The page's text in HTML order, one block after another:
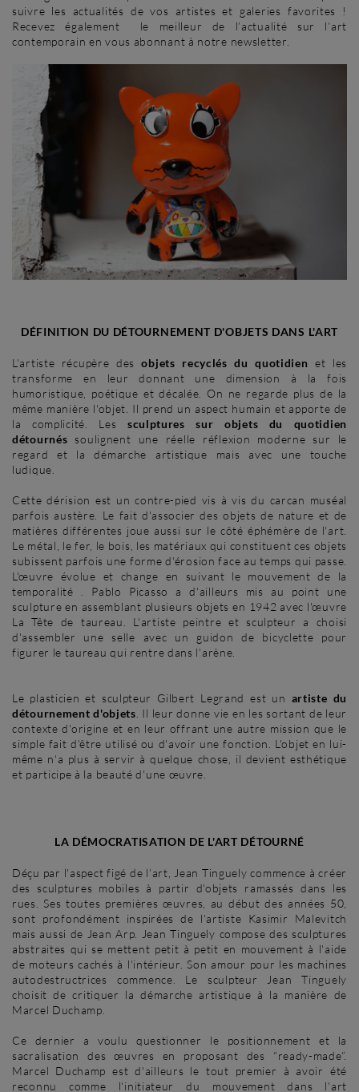
suivre les actualités de vos artistes et galeries favorites !
Recevez également le meilleur de l’actualité sur l’art
contemporain en vous abonnant à notre newsletter.
DÉFINITION DU DÉTOURNEMENT D'OBJETS DANS L'ART
L'artiste récupère des objets recyclés du quotidien et les
transforme en leur donnant une dimension à la fois
humoristique, poétique et décalée. On ne regarde plus de la
même manière l'objet. Il prend un aspect humain et apporte de
la complicité. Les sculptures sur objets du quotidien
détournés soulignent une réelle réflexion moderne sur le
regard et la démarche artistique mais avec une touche
ludique.
Cette dérision est un contre-pied vis à vis du carcan muséal
parfois austère. Le fait d'associer des objets de nature et de
matières différentes joue aussi sur le côté éphémère de l'art.
Le métal, le fer, le bois, les matériaux qui constituent ces objets
subissent parfois une forme d'érosion face au temps qui passe.
L'œuvre évolue et change en suivant le mouvement de la
temporalité . Pablo Picasso a d'ailleurs mis au point une
sculpture en assemblant plusieurs objets en 1942 avec l'œuvre
La Tête de taureau. L'artiste peintre et sculpteur a choisi
d'assembler une selle avec un guidon de bicyclette pour
figurer le taureau qui rentre dans l'arène.
Le plasticien et sculpteur Gilbert Legrand est un artiste du
détournement d'objets . Il leur donne vie en les sortant de leur
contexte d'origine et en leur offrant une autre mission que le
simple fait d'être utilisé ou d'avoir une fonction. L'objet en lui-
même n'a plus à servir à quelque chose, il devient esthétique
et participe à la beauté d'une œuvre.
LA DÉMOCRATISATION DE L'ART DÉTOURNÉ
Déçu par l'aspect figé de l’art, Jean Tinguely commence à créer
des sculptures mobiles à partir d'objets ramassés dans les
rues. Ses toutes premières œuvres, au début des années 50,
sont profondément inspirées de l'artiste Kasimir Malevitch
mais aussi de Jean Arp. Jean Tinguely compose des sculptures
abstraites qui se mettent petit à petit en mouvement à l'aide
de moteurs cachés à l'intérieur. Son amour pour les machines
autodestructrices commence. Le sculpteur Jean Tinguely
choisit de critiquer la démarche artistique à la manière de
Marcel Duchamp.
Ce dernier a voulu questionner le positionnement et la
sacralisation des œuvres en proposant des “ready-made”.
Marcel Duchamp est d'ailleurs le tout premier à avoir été
reconnu comme l'initiateur du mouvement dans l'art